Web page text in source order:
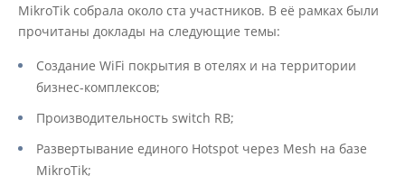
MikroTik собрала около ста участников. В её рамках были
прочитаны доклады на следующие темы:
Создание WiFi покрытия в отелях и на территории
бизнес-комплексов;
Производительность switch RB;
Развертывание единого Hotspot через Mesh на базе
MikroTik;